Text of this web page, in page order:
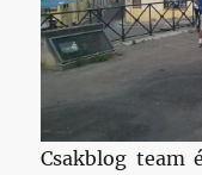
Csakblog team